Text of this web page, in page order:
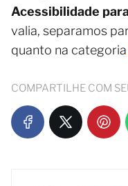
Acessibilidade
valia, separamos
quanto na categoria
COMPARTILHE COM